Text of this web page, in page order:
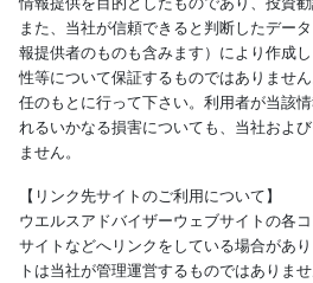
また、当社が信頼できると判断したデー
報提供者のものも含みます）により作成
性等について保証するものではありませ
任のもとに行って下さい。利用者が当該
れるいかなる損害についても、当社およ
ません。
【リンク先サイトのご利用について】
ウエルスアドバイザーウェブサイトの各
サイトなどへリンクをしている場合があ
トは当社が管理運営するものではありま